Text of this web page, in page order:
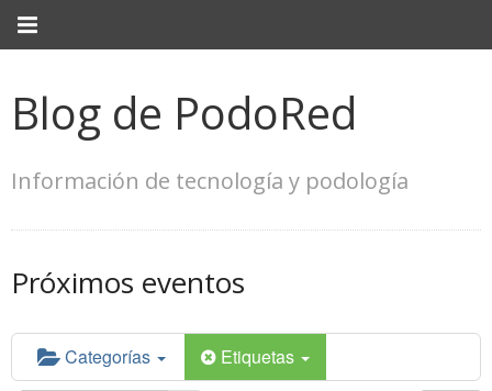
Blog de PodoRed
Información de tecnología y podología
Próximos eventos
Categorías Etiquetas